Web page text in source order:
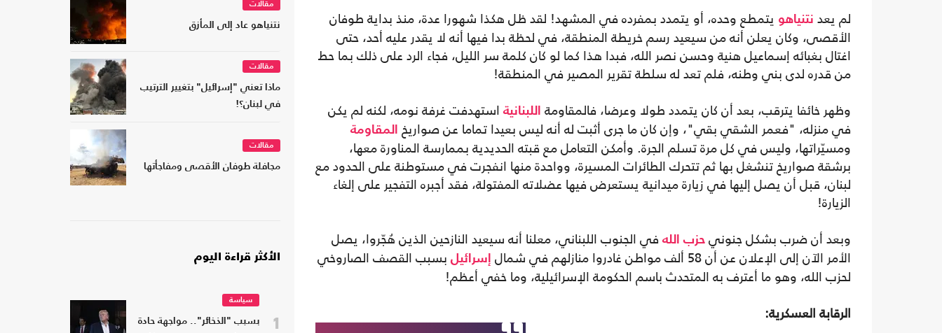
لم يعد نتنياهو يتمطع وحده، أو يتمدد بمفرده في المشهد! لقد ظل هكذا شهورا عدة، منذ بداية طوفان
الأقصى، وكان يعلن أنه من سيعيد رسم خريطة المنطقة، في لحظة بدا فيها أنه لا يقدر عليه أحد، حتى
اغتال بغبائه إسماعيل هنية وحسن نصر الله، فبدا هذا كما لو كان كلمة سر الليل، فجاء الرد على ذلك بما حط
من قدره لدى بني وطنه، فلم تعد له سلطة تقرير المصير في المنطقة!
وظهر خائفا يترقب، بعد أن كان يتمدد طولا وعرضا، فالمقاومة
اللبنانية استهدفت غرفة نومه، لكنه لم يكن
في منزله، "فعمر الشقي بقي"، وإن كان ما جرى أثبت له أنه ليس بعيدا تماما عن صواريخ
المقاومة
ومسيّراتها، وليس في كل مرة تسلم الجرة. وأمكن التعامل مع قبته الحديدية بممارسة المناورة معها،
برشقة صواريخ تنشغل بها ثم تتحرك الطائرات المسيرة، وواحدة منها انفجرت في مستوطنة على الحدود مع
لبنان، قبل أن يصل إليها في زيارة ميدانية يستعرض فيها عضلاته المفتولة، فقد أجبره التفجير على إلغاء
الزيارة!
وبعد أن ضرب بشكل جنوني حزب الله في الجنوب اللبناني، معلنا أنه سيعيد النازحين الذين هُجّروا، يصل
الأمر الآن إلى الإعلان عن أن 58 ألف مواطن غادروا منازلهم في شمال
إسرائيل بسبب القصف الصاروخي
لحزب الله، وهو ما أعترف به المتحدث باسم الحكومة الإسرائيلية، وما خفي أعظم!
الرقابة العسكرية:
مقالات
نتنياهو عاد إلى المأزق
مقالات
ماذا تعني "إسرائيل" بتغيير الترتيب
في لبنان؟!
مقالات
مجافلة طوفان الأقصى ومفاجأتها
الأكثر قراءة اليوم
1
سياسة
بسبب "الذخائر".. مواجهة حادة